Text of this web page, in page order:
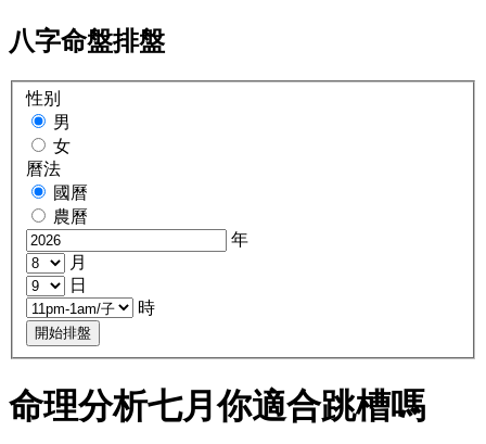
八字命盤排盤
性别
男
女
曆法
國曆
農曆
年
月
日
時
開始排盤
命理分析七月你適合跳槽嗎